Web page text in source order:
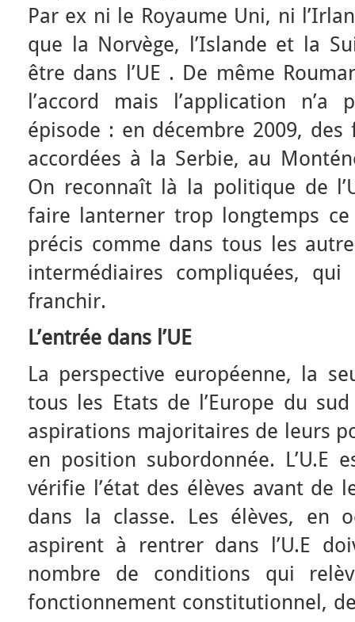
Par ex ni le Royaume Uni, ni
que la Norvège, l’Islande et la
être dans l’UE . De même
l’accord mais l’application n’a
épisode : en décembre 2009,
accordées à la Serbie, au
On reconnaît là la politique de
faire lanterner trop longtemps
précis comme dans tous les
intermédiaires compliquées,
franchir.
L’entrée dans l’UE
La perspective européenne, la
tous les Etats de l’Europe du
aspirations majoritaires de leurs
en position subordonnée. L’U.E
vérifie l’état des élèves avant de
dans la classe. Les élèves, en
aspirent à rentrer dans l’U.E
nombre de conditions qui
fonctionnement constitutionnel,